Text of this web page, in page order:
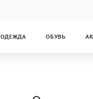
ОДЕЖДА ОБУВЬ